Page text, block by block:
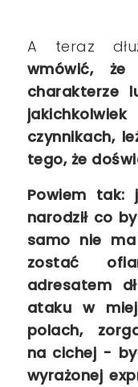
A teraz
wmówić,
charakterze
czynnikach,
tego, że
Powiem tak:
narodził co
samo nie
zostać
adresatem
ataku w
polach,
na cichej -
wyrażonej